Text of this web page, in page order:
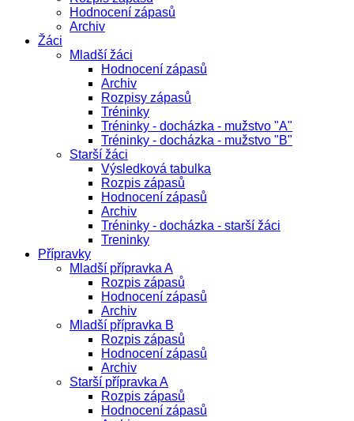
Hodnocení zápasů
Archiv
Žáci
Mladší žáci
Hodnocení zápasů
Archiv
Rozpisy zápasů
Tréninky
Tréninky - docházka - mužstvo "A"
Tréninky - docházka - mužstvo "B"
Starší žáci
Výsledková tabulka
Rozpis zápasů
Hodnocení zápasů
Archiv
Tréninky - docházka - starší žáci
Treninky
Přípravky
Mladší přípravka A
Rozpis zápasů
Hodnocení zápasů
Archiv
Mladší přípravka B
Rozpis zápasů
Hodnocení zápasů
Archiv
Starší přípravka A
Rozpis zápasů
Hodnocení zápasů